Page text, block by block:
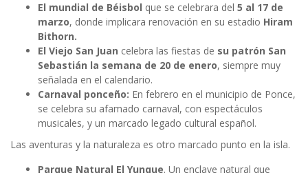
El mundial de Béisbol que se celebrara del 5 al 17 de
marzo, donde implicara renovación en su estadio Hiram
Bithorn.
El Viejo San Juan celebra las fiestas de su patrón San
Sebastián la semana de 20 de enero, siempre muy
señalada en el calendario.
Carnaval ponceño: En febrero en el municipio de Ponce,
se celebra su afamado carnaval, con espectáculos
musicales, y un marcado legado cultural español.
Las aventuras y la naturaleza es otro marcado punto en la isla.
Parque Natural El Yunque. Un enclave natural que